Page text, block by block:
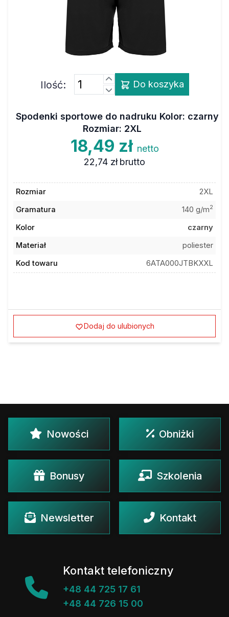
Ilość: Do koszyka
Spodenki sportowe do nadruku Kolor: czarny
Rozmiar: 2XL
18,49 zł netto
22,74 zł brutto
Rozmiar
2XL
Gramatura
140 g/m2
Kolor
czarny
Materiał
poliester
Kod towaru
6ATA000JTBKXXL
Dodaj do ulubionych
Nowości Obniżki
Bonusy Szkolenia
Newsletter Kontakt
Kontakt telefoniczny
+48 44 725 17 61
+48 44 726 15 00